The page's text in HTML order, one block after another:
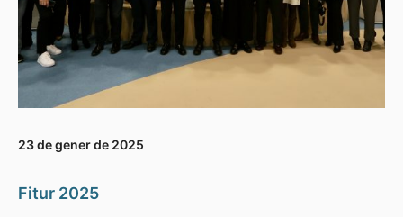
23 de gener de 2025
Fitur 2025